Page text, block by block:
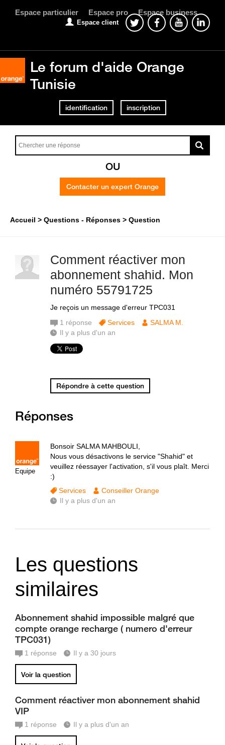
Espace particulier Espace pro Espace business
Espace client
Le forum d'aide Orange
Tunisie
identification inscription
OU
Contacter un expert Orange
Accueil Questions - Réponses Question
Comment réactiver mon
abonnement shahid. Mon
numéro 55791725
Je reçois un message d'erreur TPC031
1 réponse Services
SALMA M.
Il y a plus d'un an
Répondre à cette question
Réponses
Equipe
Bonsoir SALMA MAHBOULI,
Nous vous désactivons le service "Shahid" et
veuillez réessayer l'activation, s'il vous plaît. Merci
:)
Services
Conseiller Orange
Il y a plus d'un an
Les questions
similaires
Abonnement shahid impossible malgré que
compte orange recharge ( numero d'erreur
TPC031)
1 réponse Il y a 30 jours
Voir la question
Comment réactiver mon abonnement shahid
VIP
1 réponse Il y a plus d'un an